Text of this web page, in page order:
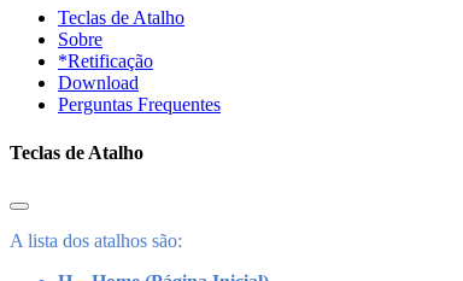
Teclas de Atalho
Sobre
*Retificação
Download
Perguntas Frequentes
Teclas de Atalho
A lista dos atalhos são: